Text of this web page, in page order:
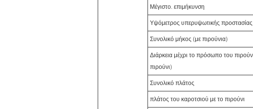
Μέγιστο. επιμήκυνση
Υψόμετρος υπερυψωτικής
Συνολικό μήκος (με πιρούνια)
Διάρκεια μέχρι το πρόσωπο του
πιρούνι)
Συνολικό πλάτος
πλάτος του καροτσιού με το πιρούνι